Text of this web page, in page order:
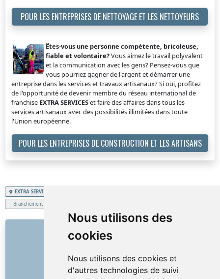
Nous utilisons des
cookies
Nous utilisons des cookies et
d'autres technologies de suivi
POUR LES ENTREPRISES DE NETTOYAGE ET LES NETTOYEURS
Êtes-vous une personne compétente, bricoleuse,
fiable et volontaire?Vous aimez le travail polyvalent
et la communication avec les gens? Pensez-vous que
vous pourriez gagner de l'argent et démarrer une
entreprise dans les services et travaux artisanaux? Si oui, profitez
de l'opportunité de devenir membre du réseau international de
franchise EXTRA SERVICESet faire des affaires dans tous les
services artisanaux avec des possibilités illimitées dans toute
l'Union européenne.
POUR LES ENTREPRISES DE CONSTRUCTION ET LES ARTISANS
EXTRA SERVICES
Branchement d'appareils électriques
LIENS
Comment tout a commencé
Liste de prix